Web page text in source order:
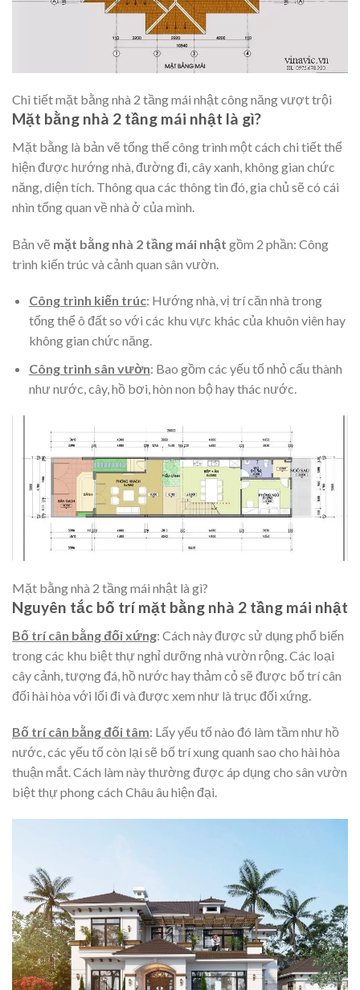
Chi tiết mặt bằng nhà 2 tầng mái nhật công năng vượt trội
Mặt bằng nhà 2 tầng mái nhật là gì?
Mặt bằng là bản vẽ tổng thể công trình một cách chi tiết thể
hiện được hướng nhà, đường đi, cây xanh, không gian chức
năng, diện tích. Thông qua các thông tin đó, gia chủ sẽ có cái
nhìn tổng quan về nhà ở của mình.
Bản vẽ mặt bằng nhà 2 tầng mái nhật gồm 2 phần: Công
trình kiến trúc và cảnh quan sân vườn.
Công trình kiến trúc: Hướng nhà, vị trí căn nhà trong
tổng thể ô đất so với các khu vực khác của khuôn viên hay
không gian chức năng.
Công trình sân vườn: Bao gồm các yếu tố nhỏ cấu thành
như nước, cây, hồ bơi, hòn non bộ hay thác nước.
Mặt bằng nhà 2 tầng mái nhật là gì?
Nguyên tắc bố trímặt bằng nhà 2 tầng mái nhật
Bố trí cân bằng đối xứng: Cách này được sử dụng phổ biến
trong các khu biệt thự nghỉ dưỡng nhà vườn rộng. Các loại
cây cảnh, tượng đá, hồ nước hay thảm cỏ sẽ được bố trí cân
đối hài hòa với lối đi và được xem như là trục đối xứng.
Bố trí cân bằng đối tâm: Lấy yếu tố nào đó làm tầm như hồ
nước, các yếu tố còn lại sẽ bố trí xung quanh sao cho hài hòa
thuận mắt. Cách làm này thường được áp dụng cho sân vườn
biệt thự phong cách Châu âu hiện đại.